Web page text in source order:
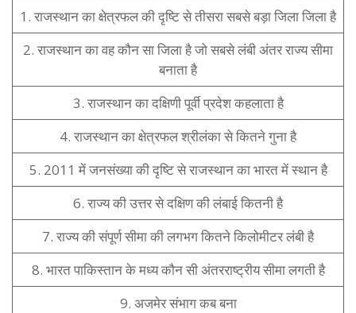
1. राजस्थान का क्षेत्रफल की दृष्टि से तीसरा सबसे बड़ा जिला जिला है
2. राजस्थान का वह कौन सा जिला है जो सबसे लंबी अंतर राज्य सीमा
बनाता है
3. राजस्थान का दक्षिणी पूर्वी प्रदेश कहलाता है
4. राजस्थान का क्षेत्रफल श्रीलंका से कितने गुना है
5. 2011 में जनसंख्या की दृष्टि से राजस्थान का भारत में स्थान है
6. राज्य की उत्तर से दक्षिण की लंबाई कितनी है
7. राज्य की संपूर्ण सीमा की लगभग कितने किलोमीटर लंबी है
8. भारत पाकिस्तान के मध्य कौन सी अंतरराष्ट्रीय सीमा लगती है
9. अजमेर संभाग कब बना